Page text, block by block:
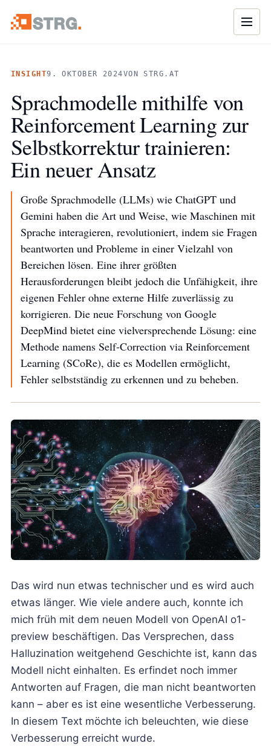
INSIGHT9. OKTOBER 2024VON STRG.AT
Sprachmodelle mithilfe von
Reinforcement Learning zur
Selbstkorrektur trainieren:
Ein neuer Ansatz
Große Sprachmodelle (LLMs) wie ChatGPT und
Gemini haben die Art und Weise, wie Maschinen mit
Sprache interagieren, revolutioniert, indem sie Fragen
beantworten und Probleme in einer Vielzahl von
Bereichen lösen. Eine ihrer größten
Herausforderungen bleibt jedoch die Unfähigkeit, ihre
eigenen Fehler ohne externe Hilfe zuverlässig zu
korrigieren. Die neue Forschung von Google
DeepMind bietet eine vielversprechende Lösung: eine
Methode namens Self-Correction via Reinforcement
Learning (SCoRe), die es Modellen ermöglicht,
Fehler selbstständig zu erkennen und zu beheben.
Das wird nun etwas technischer und es wird auch
etwas länger. Wie viele andere auch, konnte ich
mich früh mit dem neuen Modell von OpenAI o1-
preview beschäftigen. Das Versprechen, dass
Halluzination weitgehend Geschichte ist, kann das
Modell nicht einhalten. Es erfindet noch immer
Antworten auf Fragen, die man nicht beantworten
kann – aber es ist eine wesentliche Verbesserung.
In diesem Text möchte ich beleuchten, wie diese
Verbesserung erreicht wurde.